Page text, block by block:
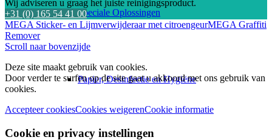
Speciale Oplossingen
Papier, Desinfectie en Hygiëne
Wij adviseren u graag het juiste reinigingsproduct.
+31 (0) 165 54 41 00
MEGA Sticker- en Lijmverwijderaar met citroengeurMEGA Graffiti
Remover
Scroll naar bovenzijde
Deze site maakt gebruik van cookies.
Door verder te surfen op de site gaat u akkoord met ons gebruik van
cookies.
Accepteer cookiesCookies weigerenCookie informatie
Cookie en privacy instellingen